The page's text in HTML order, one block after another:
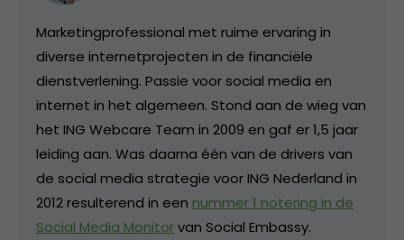
Marketingprofessional met ruime ervaring in
diverse internetprojecten in de financiële
dienstverlening. Passie voor social media en
internet in het algemeen. Stond aan de wieg van
het ING Webcare Team in 2009 en gaf er 1,5 jaar
leiding aan. Was daarna één van de drivers van
de social media strategie voor ING Nederland in
2012 resulterend in een nummer 1 notering in de
Social Media Monitorvan Social Embassy.